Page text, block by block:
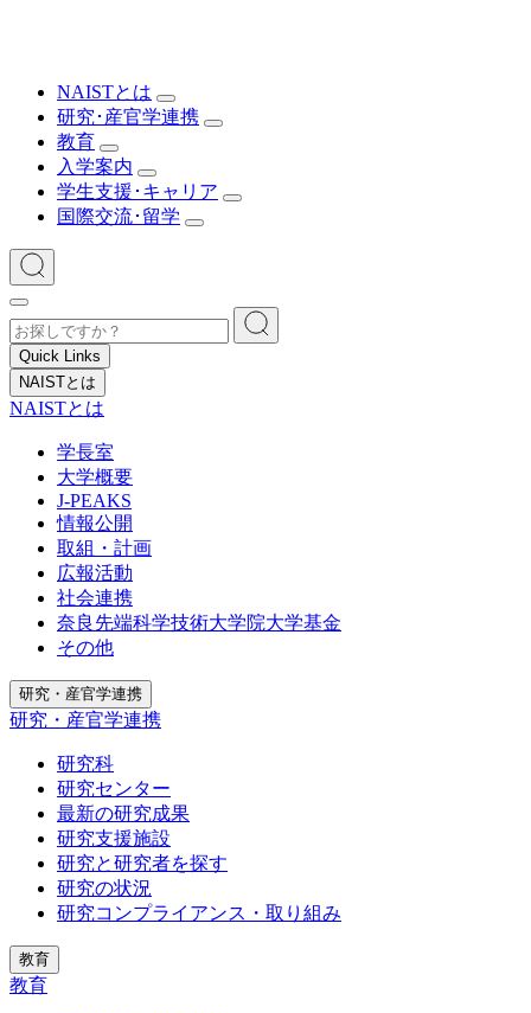
NAISTとは
研究･産官学連携
教育
入学案内
学生支援･キャリア
国際交流･留学
Quick Links
NAISTとは
NAISTとは
学長室
大学概要
J-PEAKS
情報公開
取組・計画
広報活動
社会連携
奈良先端科学技術大学院大学基金
その他
研究・産官学連携
研究・産官学連携
研究科
研究センター
最新の研究成果
研究支援施設
研究と研究者を探す
研究の状況
研究コンプライアンス・取り組み
教育
教育